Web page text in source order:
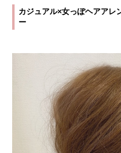
カジュアル×女っぽヘアア
ー